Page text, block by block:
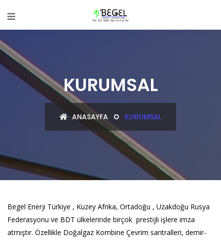
KURUMSAL
ANASAYFA KURUMSAL
Begel Enerji Türkiye , Kuzey Afrika, Ortadoğu , Uzakdoğu Rusya
Federasyonu ve BDT ülkelerinde birçok prestijli işlere imza
atmıştır. Özellikle Doğalgaz Kombine Çevrim santralleri, demir-